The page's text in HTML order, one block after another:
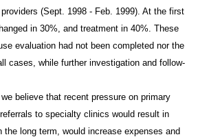
(Sept. 1998 - Feb. 1999). At the first
in 30%, and treatment in 40%. These
evaluation had not been completed nor the
cases, while further investigation and follow-
believe that recent pressure on primary
to specialty clinics would result in
long term, would increase expenses and